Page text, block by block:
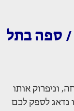
/ ספה בתל
וניפרוק אותו
נדאג לספק לכם